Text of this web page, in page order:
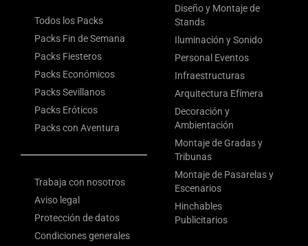
Todos los Packs
Packs Fin de Semana
Packs Fiesteros
Packs Económicos
Packs Sevillanos
Packs Eróticos
Packs con Aventura
Trabaja con nosotros
Aviso legal
Protección de datos
Condiciones generales
Diseño y Montaje de
Stands
Iluminación y Sonido
Personal Eventos
Infraestructuras
Arquitectura Efímera
Decoración y
Ambientación
Montaje de Gradas y
Tribunas
Montaje de Pasarelas y
Escenarios
Hinchables
Publicitarios